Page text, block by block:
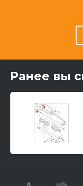
Ранее вы